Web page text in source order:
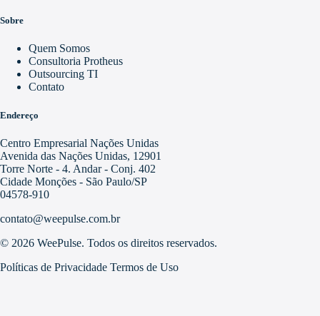
Sobre
Quem Somos
Consultoria Protheus
Outsourcing TI
Contato
Endereço
Centro Empresarial Nações Unidas
Avenida das Nações Unidas, 12901
Torre Norte - 4. Andar - Conj. 402
Cidade Monções - São Paulo/SP
04578-910
contato@weepulse.com.br
© 2026 WeePulse. Todos os direitos reservados.
Políticas de Privacidade Termos de Uso